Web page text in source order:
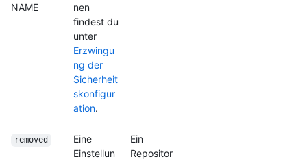
NAME
nen
findest du
unter
Erzwingu
ng der
Sicherheit
skonfigur
ation.
removed
Eine
Einstellun
Ein
Repositor